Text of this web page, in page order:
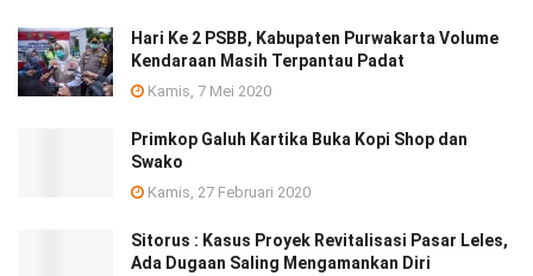
Hari Ke 2 PSBB, Kabupaten Purwakarta Volume
Kendaraan Masih Terpantau Padat
Kamis, 7 Mei 2020
Primkop Galuh Kartika Buka Kopi Shop dan
Swako
Kamis, 27 Februari 2020
Sitorus : Kasus Proyek Revitalisasi Pasar Leles,
Ada Dugaan Saling Mengamankan Diri